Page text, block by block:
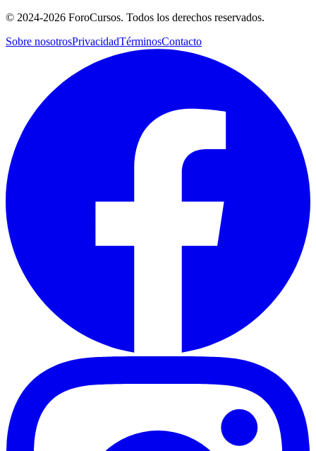
© 2024-2026 ForoCursos. Todos los derechos reservados.
Sobre nosotrosPrivacidadTérminosContacto